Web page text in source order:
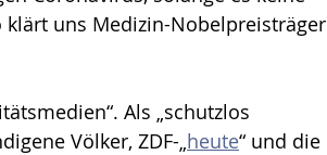
uns Medizin-Nobelpreisträger
Als „schutzlos
Völker, ZDF-„ heute“ und die